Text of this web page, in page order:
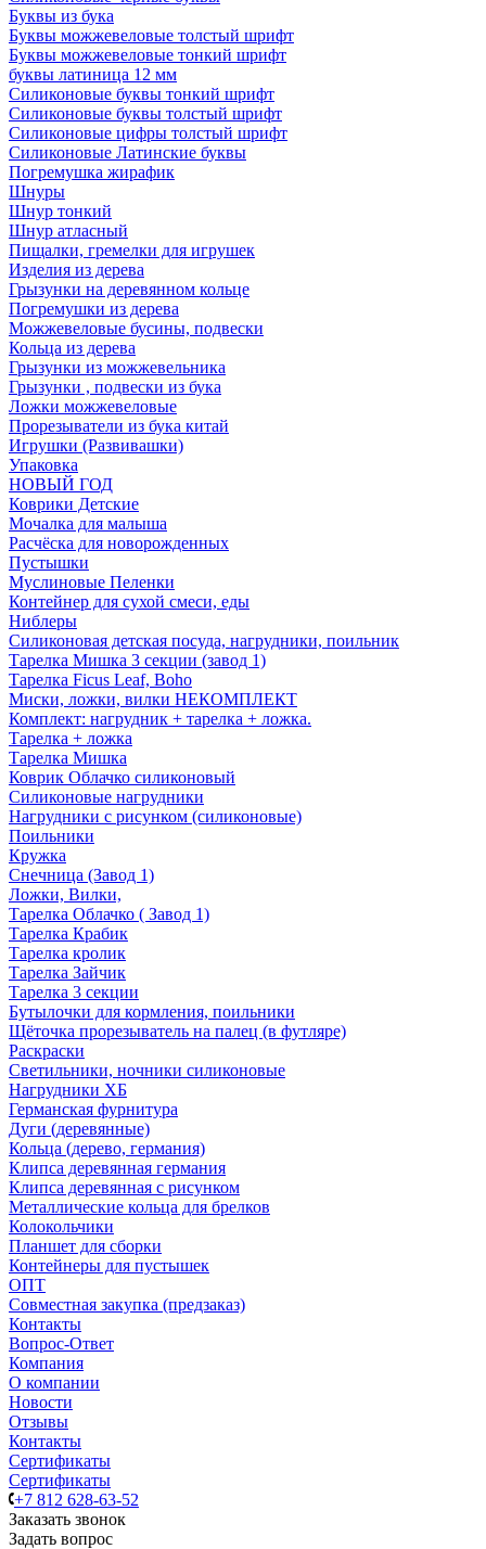
Буквы из бука
Буквы можжевеловые толстый шрифт
Буквы можжевеловые тонкий шрифт
буквы латиница 12 мм
Силиконовые буквы тонкий шрифт
Силиконовые буквы толстый шрифт
Силиконовые цифры толстый шрифт
Силиконовые Латинские буквы
Погремушка жирафик
Шнуры
Шнур тонкий
Шнур атласный
Пищалки, гремелки для игрушек
Изделия из дерева
Грызунки на деревянном кольце
Погремушки из дерева
Можжевеловые бусины, подвески
Кольца из дерева
Грызунки из можжевельника
Грызунки , подвески из бука
Ложки можжевеловые
Прорезыватели из бука китай
Игрушки (Развивашки)
Упаковка
НОВЫЙ ГОД
Коврики Детские
Мочалка для малыша
Расчёска для новорожденных
Пустышки
Муслиновые Пеленки
Контейнер для сухой смеси, еды
Ниблеры
Силиконовая детская посуда, нагрудники, поильник
Тарелка Мишка 3 секции (завод 1)
Тарелка Ficus Leaf, Boho
Миски, ложки, вилки НЕКОМПЛЕКТ
Комплект: нагрудник + тарелка + ложка.
Тарелка + ложка
Тарелка Мишка
Коврик Облачко силиконовый
Силиконовые нагрудники
Нагрудники с рисунком (силиконовые)
Поильники
Кружка
Снечница (Завод 1)
Ложки, Вилки,
Тарелка Облачко ( Завод 1)
Тарелка Крабик
Тарелка кролик
Тарелка Зайчик
Тарелка 3 секции
Бутылочки для кормления, поильники
Щёточка прорезыватель на палец (в футляре)
Раскраски
Светильники, ночники силиконовые
Нагрудники ХБ
Германская фурнитура
Дуги (деревянные)
Кольца (дерево, германия)
Клипса деревянная германия
Клипса деревянная с рисунком
Металлические кольца для брелков
Колокольчики
Планшет для сборки
Контейнеры для пустышек
ОПТ
Совместная закупка (предзаказ)
Контакты
Вопрос-Ответ
Компания
О компании
Новости
Отзывы
Контакты
Сертификаты
Сертификаты
+7 812 628-63-52
Заказать звонок
Задать вопрос